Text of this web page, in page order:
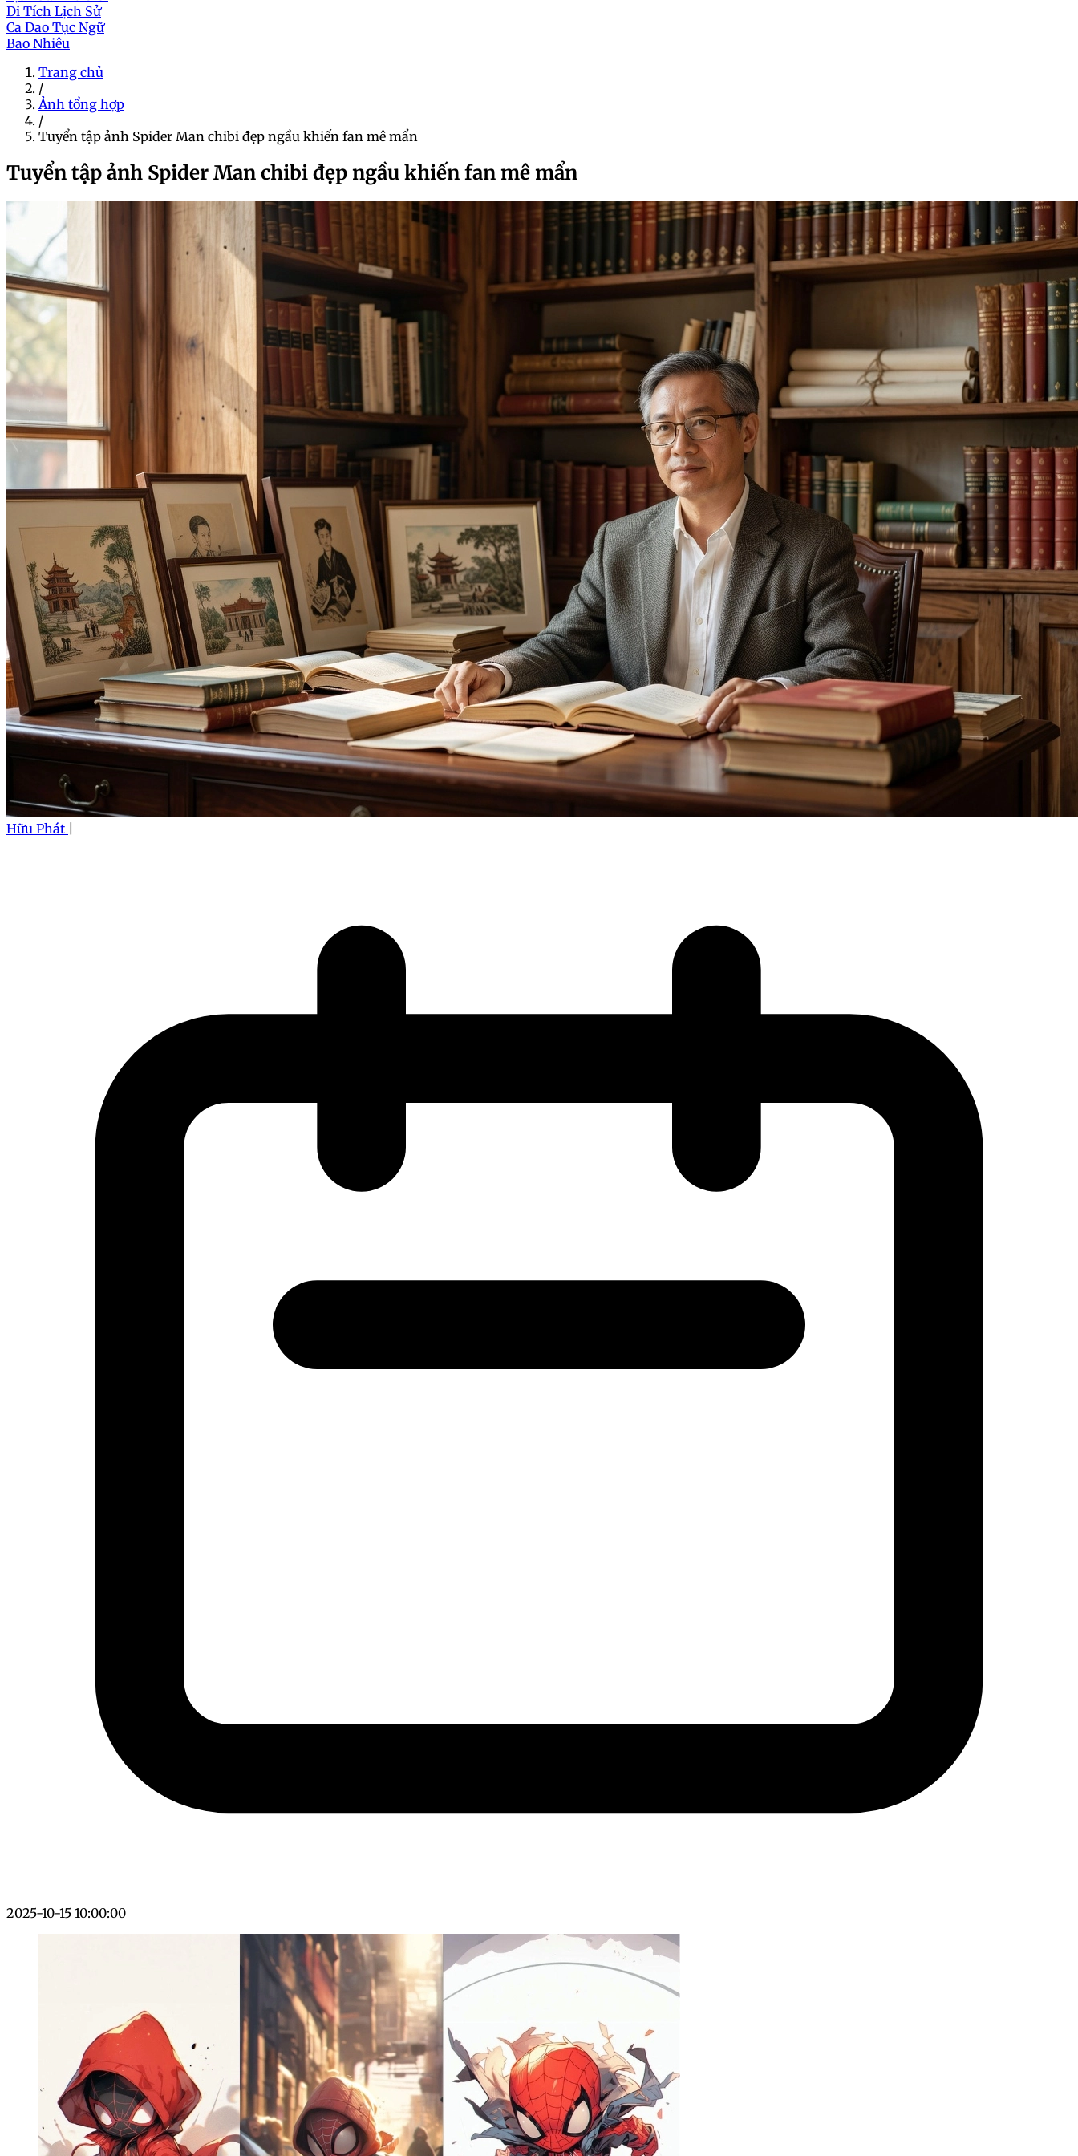
Di Tích Lịch Sử
Ca Dao Tục Ngữ
Bao Nhiêu
Trang chủ
/
Ảnh tổng hợp
/
Tuyển tập ảnh Spider Man chibi đẹp ngầu khiến fan mê mẩn
Tuyển tập ảnh Spider Man chibi đẹp ngầu khiến fan mê mẩn
Hữu Phát
2025-10-15 10:00:00